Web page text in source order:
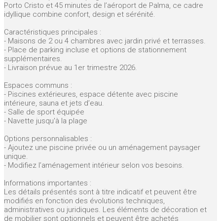
Porto Cristo et 45 minutes de l’aéroport de Palma, ce cadre
idyllique combine confort, design et sérénité.
Caractéristiques principales :
- Maisons de 2 ou 4 chambres avec jardin privé et terrasses.
- Place de parking incluse et options de stationnement
supplémentaires.
- Livraison prévue au 1er trimestre 2026.
Espaces communs :
- Piscines extérieures, espace détente avec piscine
intérieure, sauna et jets d’eau.
- Salle de sport équipée
- Navette jusqu'à la plage
Options personnalisables :
- Ajoutez une piscine privée ou un aménagement paysager
unique.
- Modifiez l’aménagement intérieur selon vos besoins.
Informations importantes :
Les détails présentés sont à titre indicatif et peuvent être
modifiés en fonction des évolutions techniques,
administratives ou juridiques. Les éléments de décoration et
de mobilier sont optionnels et peuvent être achetés